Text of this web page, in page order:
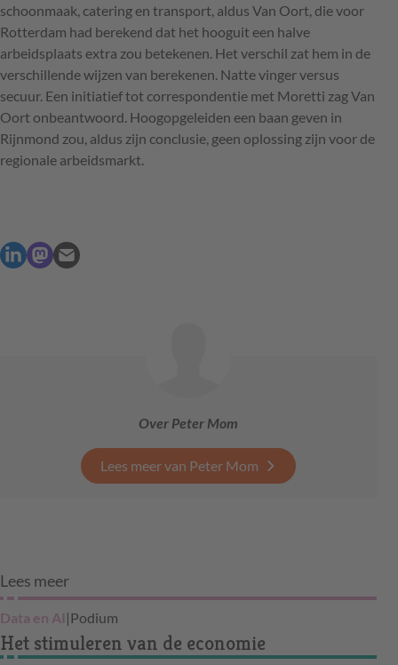
schoonmaak, catering en transport, aldus Van Oort, die voor
Rotterdam had berekend dat het hooguit een halve
arbeidsplaats extra zou betekenen. Het verschil zat hem in de
verschillende wijzen van berekenen. Natte vinger versus
secuur. Een initiatief tot correspondentie met Moretti zag Van
Oort onbeantwoord. Hoogopgeleiden een baan geven in
Rijnmond zou, aldus zijn conclusie, geen oplossing zijn voor de
regionale arbeidsmarkt.
Over Peter Mom
Lees meer van Peter Mom
Lees meer
Data en AI |Podium
Het stimuleren van de economie